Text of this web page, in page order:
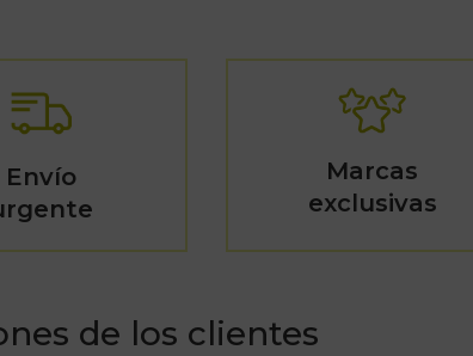
Envío
Marcas
exclusivas
de los clientes